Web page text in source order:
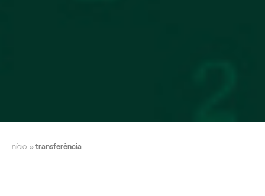
Início » transferência